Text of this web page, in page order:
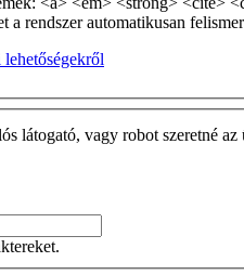
a rendszer automatikusan
látogató, vagy robot szeretné